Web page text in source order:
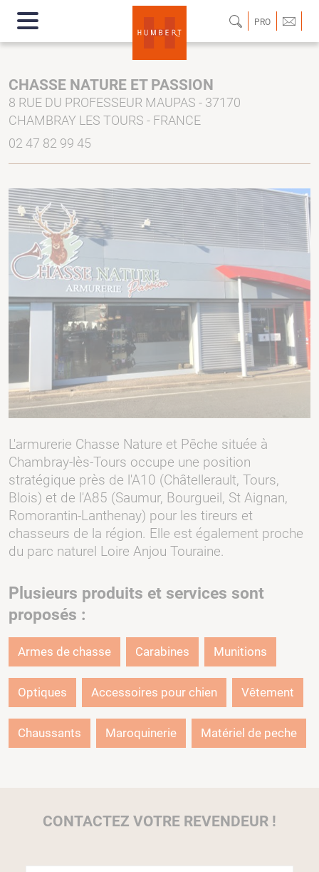
PRO
CHASSE NATURE ET PASSION
8 RUE DU PROFESSEUR MAUPAS - 37170
CHAMBRAY LES TOURS - FRANCE
02 47 82 99 45
L'armurerie Chasse Nature et Pêche située à
Chambray-lès-Tours occupe une position
stratégique près de l'A10 (Châtellerault, Tours,
Blois) et de l'A85 (Saumur, Bourgueil, St Aignan,
Romorantin-Lanthenay) pour les tireurs et
chasseurs de la région. Elle est également proche
du parc naturel Loire Anjou Touraine.
Plusieurs produits et services sont
proposés :
Armes de chasse Carabines Munitions
Optiques Accessoires pour chien Vêtement
Chaussants Maroquinerie Matériel de peche
CONTACTEZ VOTRE REVENDEUR !